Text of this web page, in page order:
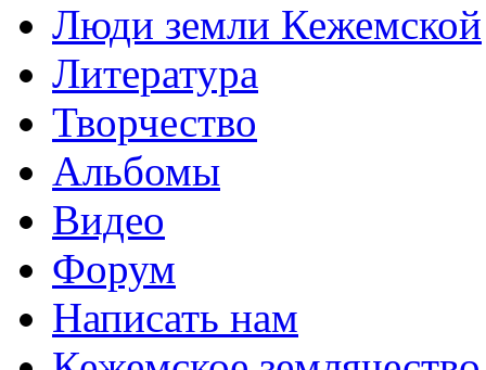
Люди земли Кежемской
Литература
Творчество
Альбомы
Видео
Форум
Написать нам